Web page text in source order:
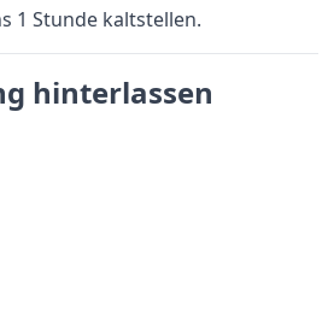
1 Stunde kaltstellen.
hinterlassen